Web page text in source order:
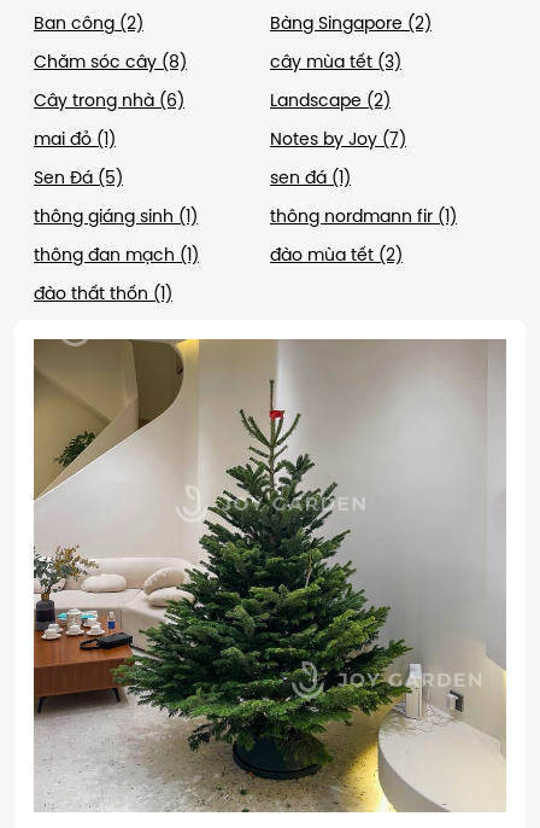
Ban công (2) Bàng Singapore (2)
Chăm sóc cây (8) cây mùa tết (3)
Cây trong nhà (6) Landscape (2)
mai đỏ (1) Notes by Joy (7)
Sen Đá (5) sen đá (1)
thông giáng sinh (1) thông nordmann fir (1)
thông đan mạch (1) đào mùa tết (2)
đào thất thốn (1)